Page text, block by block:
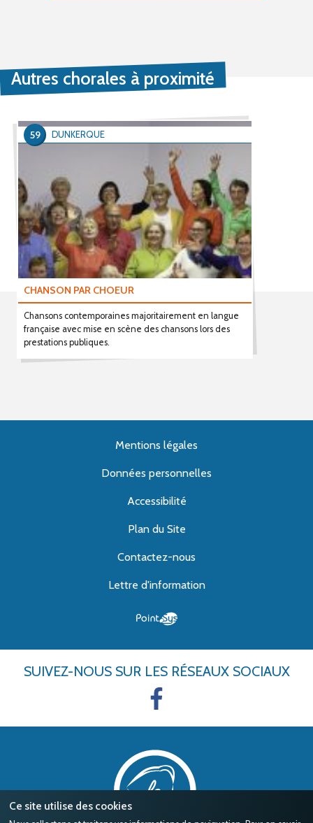
Ce site utilise des cookies
Autres chorales à proximité
CHANSON PAR CHOEUR
Chansons contemporaines majoritairement en langue
française avec mise en scène des chansons lors des
prestations publiques.
DUNKERQUE
59
Mentions légales
Données personnelles
Accessibilité
Plan du Site
Contactez-nous
Lettre d'information
SUIVEZ-NOUS SUR LES RÉSEAUX SOCIAUX